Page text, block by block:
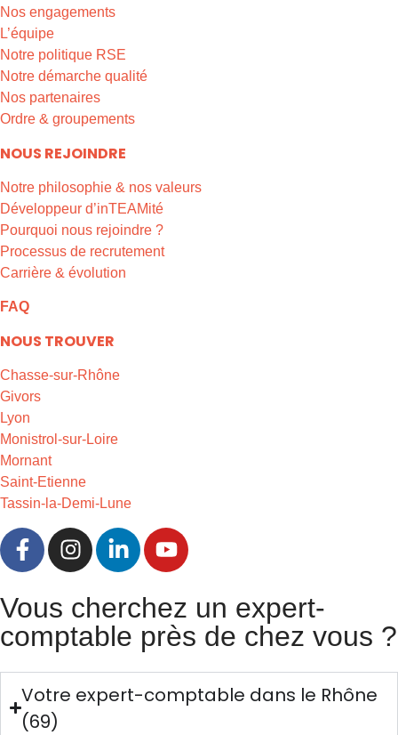
Nos engagements
L’équipe
Notre politique RSE
Notre démarche qualité
Nos partenaires
Ordre & groupements
NOUS REJOINDRE
Notre philosophie & nos valeurs
Développeur d’inTEAMité
Pourquoi nous rejoindre ?
Processus de recrutement
Carrière & évolution
FAQ
NOUS TROUVER
Chasse-sur-Rhône
Givors
Lyon
Monistrol-sur-Loire
Mornant
Saint-Etienne
Tassin-la-Demi-Lune
Vous cherchez un expert-
comptable près de chez vous ?
Votre expert-comptable dans le Rhône
(69)